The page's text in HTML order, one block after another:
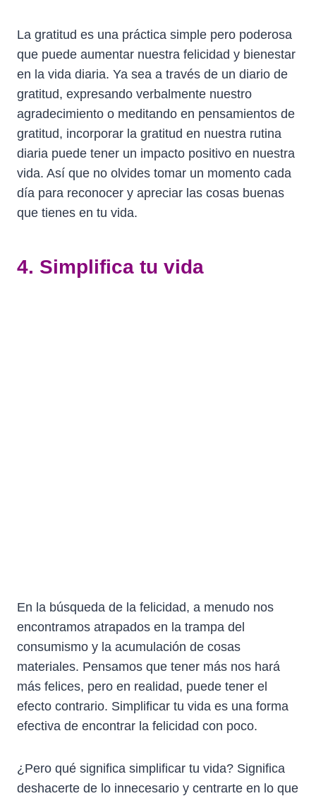
La gratitud es una práctica simple pero poderosa
que puede aumentar nuestra felicidad y bienestar
en la vida diaria. Ya sea a través de un diario de
gratitud, expresando verbalmente nuestro
agradecimiento o meditando en pensamientos de
gratitud, incorporar la gratitud en nuestra rutina
diaria puede tener un impacto positivo en nuestra
vida. Así que no olvides tomar un momento cada
día para reconocer y apreciar las cosas buenas
que tienes en tu vida.
4. Simplifica tu vida
En la búsqueda de la felicidad, a menudo nos
encontramos atrapados en la trampa del
consumismo y la acumulación de cosas
materiales. Pensamos que tener más nos hará
más felices, pero en realidad, puede tener el
efecto contrario. Simplificar tu vida es una forma
efectiva de encontrar la felicidad con poco.
¿Pero qué significa simplificar tu vida? Significa
deshacerte de lo innecesario y centrarte en lo que